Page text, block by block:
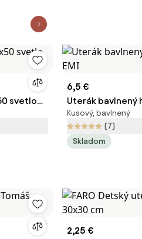
svetlo
6,5 €
Uterák bavlnený
Kusový, bavlnený
(7)
Skladom
2,25 €